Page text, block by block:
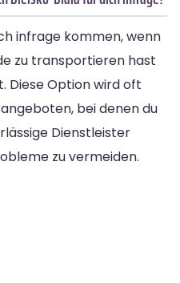
infrage kommen, wenn
zu transportieren hast
Diese Option wird oft
bei denen du
Dienstleister
zu vermeiden.